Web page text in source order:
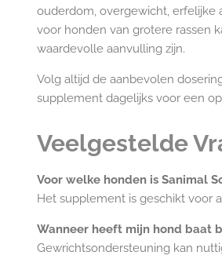
ouderdom, overgewicht, erfelijke
voor honden van grotere rassen
waardevolle aanvulling zijn.
Volg altijd de aanbevolen
supplement dagelijks voor een
Veelgestelde
Voor welke honden is Sanimal
Het supplement is geschikt voor
Wanneer heeft mijn hond baat
Gewrichtsondersteuning kan